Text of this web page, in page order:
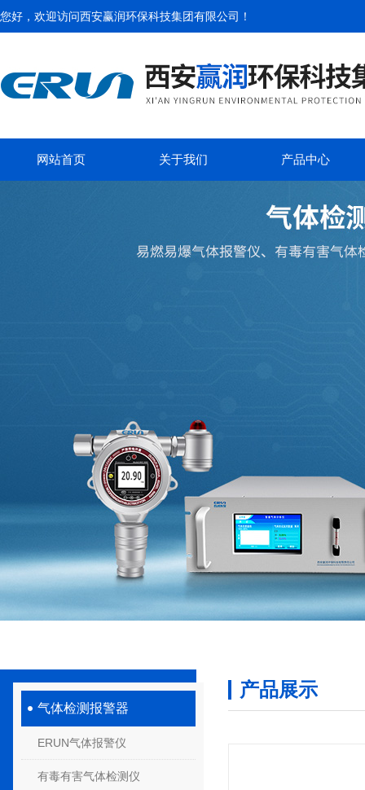
您好，欢迎访问西安赢润环保科技集团有限公司 ！
网站首页 关于我们 产品中心
气体检测报警器
ERUN气体报警仪
有毒有害气体检测仪
产品展示